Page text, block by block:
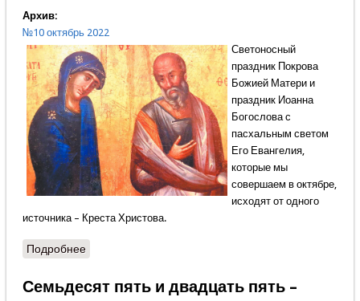
Архив:
№10 октябрь 2022
Светоносный
праздник Покрова
Божией Матери и
праздник Иоанна
Богослова с
пасхальным светом
Его Евангелия,
которые мы
совершаем в октябре,
исходят от одного
источника – Креста Христова.
Подробнеео Апостол Иоанн Богослов и Божия Матерь
Семьдесят пять и двадцать пять –